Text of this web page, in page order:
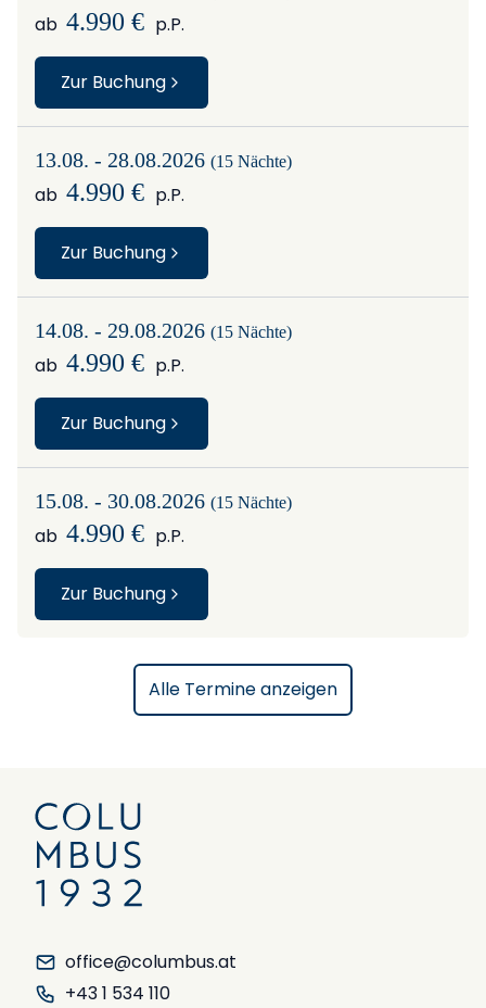
ab 4.990 € p.P.
Zur Buchung
13.08. - 28.08.2026 (15 Nächte)
ab 4.990 € p.P.
Zur Buchung
14.08. - 29.08.2026 (15 Nächte)
ab 4.990 € p.P.
Zur Buchung
15.08. - 30.08.2026 (15 Nächte)
ab 4.990 € p.P.
Zur Buchung
Alle Termine anzeigen
office@columbus.at
+43 1 534 110